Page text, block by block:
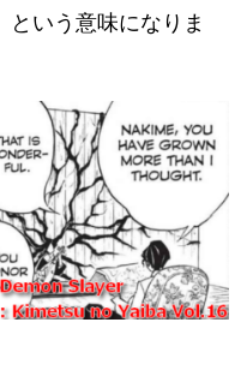
という意味になりま